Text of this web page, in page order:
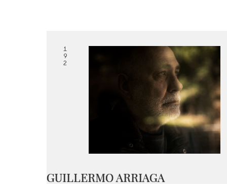
1
9
2
GUILLERMO ARRIAGA